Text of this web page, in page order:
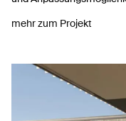
mehr zum Projekt